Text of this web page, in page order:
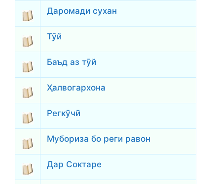
Даромади сухан
Тӯй
Баъд аз тӯй
Ҳалвогархона
Регкӯчӣ
Мубориза бо реги равон
Дар Соктаре